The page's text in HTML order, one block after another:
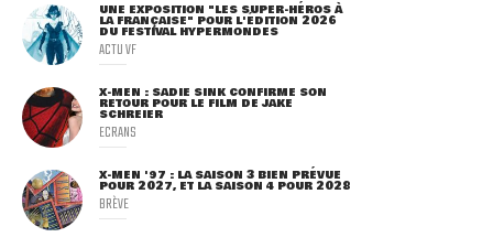
UNE EXPOSITION "LES SUPER-HÉROS À
LA FRANÇAISE" POUR L'ÉDITION 2026
DU FESTIVAL HYPERMONDES
ACTU VF
X-MEN : SADIE SINK CONFIRME SON
RETOUR POUR LE FILM DE JAKE
SCHREIER
ECRANS
X-MEN '97 : LA SAISON 3 BIEN PRÉVUE
POUR 2027, ET LA SAISON 4 POUR 2028
BRÈVE